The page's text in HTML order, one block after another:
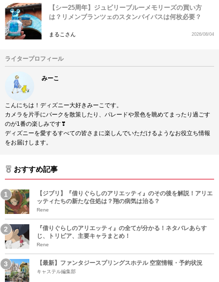
【シー25周年】ジュビリーブルーメモリーズの買い方
は？リメンブランツェのスタンバイパスは何枚必要？
まるこさん 2026/08/04
ライタープロフィール
みーこ
こんにちは！ディズニー大好きみーこです。
カメラを片手にパークを散策したり、パレードや景色を眺めてまったり過ごす
のが1番の楽しみです❣
ディズニーを愛するすべての皆さまに楽しんでいただけるようなお役立ち情報
をお届けします。
おすすめ記事
【ジブリ】『借りぐらしのアリエッティ』のその後を解説！アリエ
ッティたちの新たな住処は？翔の病気は治る？
Rene
『借りぐらしのアリエッティ』の全てが分かる！ネタバレあらす
じ、トリビア、主要キャラまとめ！
Rene
【最新】ファンタジースプリングスホテル 空室情報・予約状況
キャステル編集部